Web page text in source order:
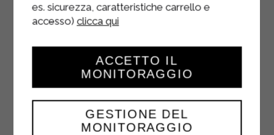
Mettez la crème dans une poche à
douille et décorez la surface des
cupcakes. Laissez refroidir pendant
une heure au réfrigérateur.
Ajoutez les décorations de Pâques
et servez.
es. sicurezza, caratteristiche carrello e
accesso) clicca qui
GESTIONE DEL
MONITORAGGIO
ACCETTO IL
MONITORAGGIO